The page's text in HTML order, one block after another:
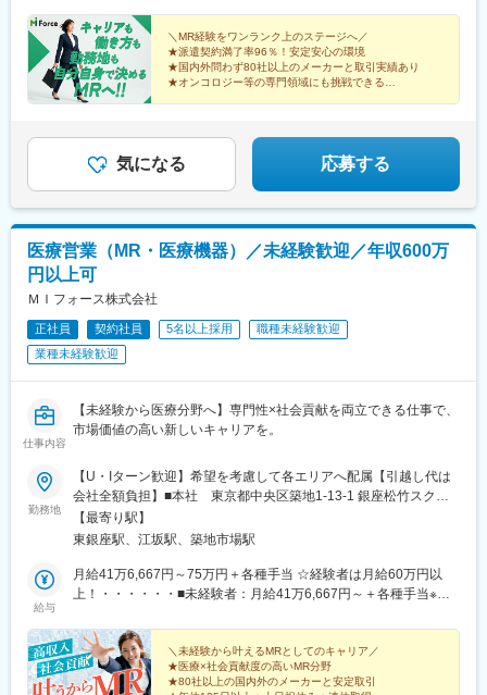
・全員未経験入社！同期とスタートできる環境
・配属後もマネージャーや先輩MRが成長をサポート
■手厚い福利厚生
・外勤手当（1日1,500円）
■当社の特徴
研修終了後は各製薬メーカーのプロジェクトに配属される『コン
クラクトMR』。配属期間は平均2～3年程。
新薬案件を中心にプロジェクトが豊富にあり、成長機会が広がり
ます。
■豊富なキャリアパス
がんや希少疾患の医薬品担当など専門性を深めるキャリアや、マ
ネジメント・人材育成など多様なキャリアパスが可能。実際に社
内でキャリアチェンジして活躍している社員も多数います。
変更の範囲：会社の定める業務
州：福岡・大分・宮崎・鹿児島・熊本・佐賀・長崎・沖縄※勤務地
限定～全国転勤（規定あり）の選択可能※配属エリアは希望に応じ
ます。希望範囲外への転勤はありません。※変更の範囲：会社の定
める事業所（リモートワーク含む）
歳（入社4年） 920万円／45歳（入社6年） ※諸手当含む
＼MR経験をワンランク上のステージへ／
★派遣契約満了率96％！安定安心の環境
★国内外問わず80社以上のメーカーと取引実績あり
★オンコロジー等の専門領域にも挑戦できる
気になる 応募する
医療営業（MR・医療機器）／未経験歓迎／年収600万
円以上可
ＭＩフォース株式会社
正社員 契約社員 5名以上採用
職種未経験歓迎
業種未経験歓迎
仕事内容
【未経験から医療分野へ】専門性×社会貢献を両立できる仕事で、
市場価値の高い新しいキャリアを。
勤務地
【U・Iターン歓迎】希望を考慮して各エリアへ配属【引越し代は
会社全額負担】■本社 東京都中央区築地1-13-1 銀座松竹スクエ
ア9F■勤務エリア：（1）北海道：北海道（2）東北：青森・秋
田・岩手・山形・宮城・福島（3）関東：東京・神奈川・千葉・埼
海：愛知・岐阜・三重・静岡（6）北陸：富山・石川・福井（7）
近畿：大阪・京都・滋賀・奈良・和歌山・兵庫（8）中国：岡山・
（10）九州：福岡・大分・宮崎・鹿児島・熊本・佐賀・長崎・沖
縄※勤務地限定～全国転勤（規定あり）の選択可能※配属エリアは
希望を考慮して決定いたします。希望範囲外への転勤はありませ
ん。※変更の範囲：会社の定める事業所（リモートワーク含む）
【最寄り駅】
東銀座駅、江坂駅、築地市場駅
給与
月給41万6,667円～75万円＋各種手当 ☆経験者は月給60万円以
上！・・・・・・■未経験者：月給41万6,667円～＋各種手当※上
過分は別途全額支給いたします。◎手当を含めれば初年度から年
収600万円以上も可能！・・・・・・■経験者：月給60万円～75万
円＋各種手当※上記には固定残業代（11万760円～／30時間分）を
含みます。※超過分は別途全額支給いたします。＜年収例＞◎初年
＼未経験から叶えるMRとしてのキャリア／
★医療×社会貢献度の高いMR分野
★80社以上の国内外のメーカーと安定取引